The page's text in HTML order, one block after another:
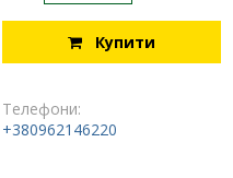
Купити
Телефони:
+380962146220